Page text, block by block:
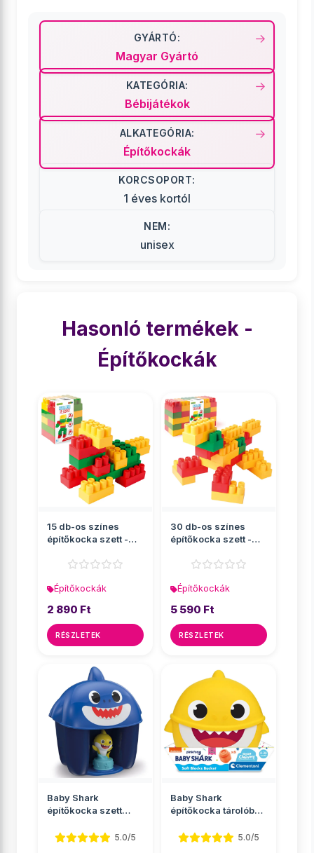
GYÁRTÓ:
Magyar Gyártó
KATEGÓRIA:
Bébijátékok
ALKATEGÓRIA:
Építőkockák
KORCSOPORT:
1 éves kortól
NEM:
unisex
Hasonló termékek -
Építőkockák
15 db-os színes
építőkocka szett -
Építőkockák
2 890 Ft
RÉSZLETEK
30 db-os színes
építőkocka szett -
Építőkockák
5 590 Ft
RÉSZLETEK
Baby Shark
építőkocka szett
változ...
5.0/5
Baby Shark
építőkocka tárolóban
5.0/5